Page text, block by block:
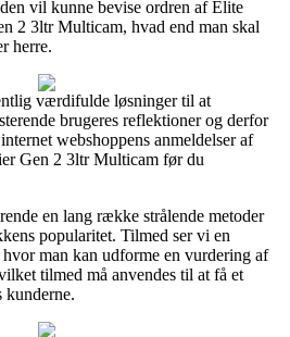
vil kunne bevise ordren af Elite
2 3ltr Multicam, hvad end man skal
herre.
værdifulde løsninger til at
brugeres reflektioner og derfor
webshoppens anmeldelser af
Gen 2 3ltr Multicam før du
en lang række strålende metoder
popularitet. Tilmed ser vi en
man kan udforme en vurdering af
tilmed må anvendes til at få et
kunderne.